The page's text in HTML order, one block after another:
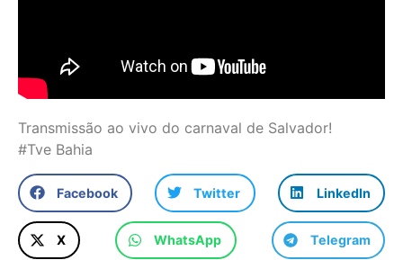
Transmissão ao vivo do carnaval de Salvador!
#Tve Bahia
Facebook Twitter LinkedIn
X WhatsApp Telegram